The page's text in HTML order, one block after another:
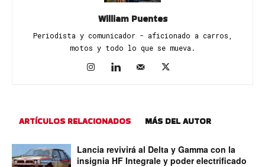
William Puentes
Periodista y comunicador - aficionado a carros,
motos y todo lo que se mueva.
ARTÍCULOS RELACIONADOS MÁS DEL AUTOR
Lancia revivirá al Delta y Gamma con la
insignia HF Integrale y poder electrificado